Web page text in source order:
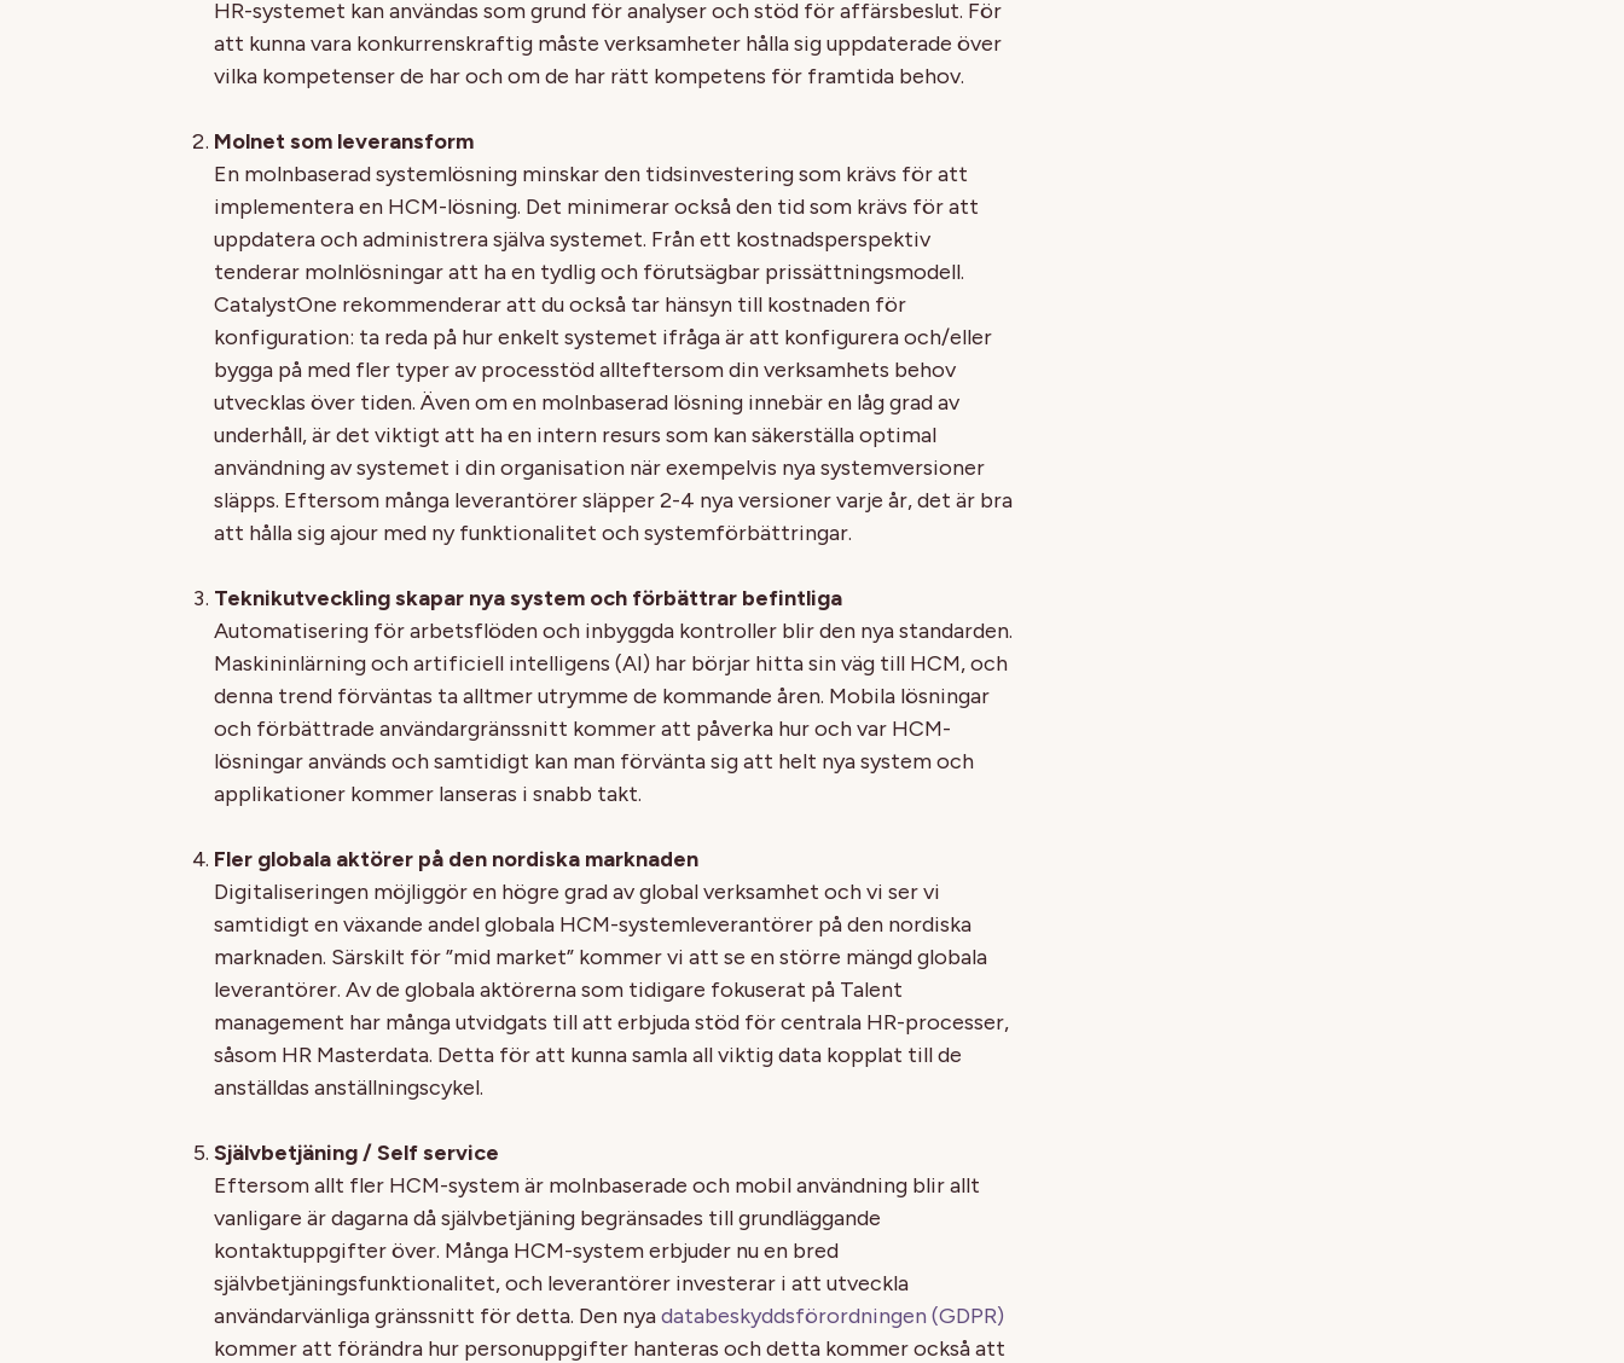
HR-systemet kan användas som grund för analyser och stöd för affärsbeslut. För
att kunna vara konkurrenskraftig måste verksamheter hålla sig uppdaterade över
vilka kompetenser de har och om de har rätt kompetens för framtida behov.
Molnet som leveransform
En molnbaserad systemlösning minskar den tidsinvestering som krävs för att
implementera en HCM-lösning. Det minimerar också den tid som krävs för att
uppdatera och administrera själva systemet. Från ett kostnadsperspektiv
tenderar molnlösningar att ha en tydlig och förutsägbar prissättningsmodell.
CatalystOne rekommenderar att du också tar hänsyn till kostnaden för
konfiguration: ta reda på hur enkelt systemet ifråga är att konfigurera och/eller
bygga på med fler typer av processtöd allteftersom din verksamhets behov
utvecklas över tiden. Även om en molnbaserad lösning innebär en låg grad av
underhåll, är det viktigt att ha en intern resurs som kan säkerställa optimal
användning av systemet i din organisation när exempelvis nya systemversioner
släpps. Eftersom många leverantörer släpper 2-4 nya versioner varje år, det är bra
att hålla sig ajour med ny funktionalitet och systemförbättringar.
Teknikutveckling skapar nya system och förbättrar befintliga
Automatisering för arbetsflöden och inbyggda kontroller blir den nya standarden.
Maskininlärning och artificiell intelligens (AI) har börjar hitta sin väg till HCM, och
denna trend förväntas ta alltmer utrymme de kommande åren. Mobila lösningar
och förbättrade användargränssnitt kommer att påverka hur och var HCM-
lösningar används och samtidigt kan man förvänta sig att helt nya system och
applikationer kommer lanseras i snabb takt.
Fler globala aktörer på den nordiska marknaden
Digitaliseringen möjliggör en högre grad av global verksamhet och vi ser vi
samtidigt en växande andel globala HCM-systemleverantörer på den nordiska
marknaden. Särskilt för ”mid market” kommer vi att se en större mängd globala
leverantörer. Av de globala aktörerna som tidigare fokuserat på Talent
management har många utvidgats till att erbjuda stöd för centrala HR-processer,
såsom HR Masterdata. Detta för att kunna samla all viktig data kopplat till de
anställdas anställningscykel.
Självbetjäning / Self service
Eftersom allt fler HCM-system är molnbaserade och mobil användning blir allt
vanligare är dagarna då självbetjäning begränsades till grundläggande
kontaktuppgifter över. Många HCM-system erbjuder nu en bred
självbetjäningsfunktionalitet, och leverantörer investerar i att utveckla
användarvänliga gränssnitt för detta. Den nyadatabeskyddsförordningen (GDPR)
kommer att förändra hur personuppgifter hanteras och detta kommer också att